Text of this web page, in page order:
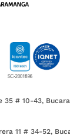
35 # 10-43,
11 # 34-52,